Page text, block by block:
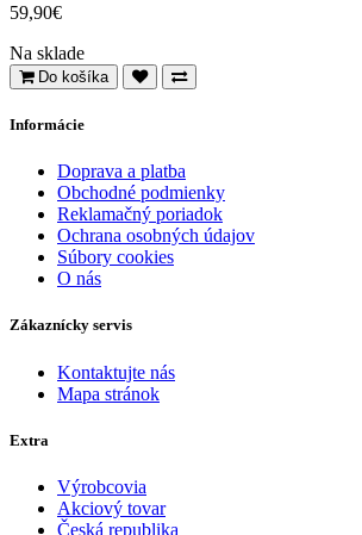
59,90€
Na sklade
Do košíka
Informácie
Doprava a platba
Obchodné podmienky
Reklamačný poriadok
Ochrana osobných údajov
Súbory cookies
O nás
Zákaznícky servis
Kontaktujte nás
Mapa stránok
Extra
Výrobcovia
Akciový tovar
Česká republika